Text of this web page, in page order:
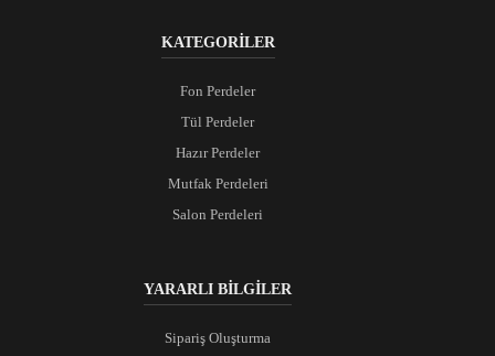
KATEGORİLER
Fon Perdeler
Tül Perdeler
Hazır Perdeler
Mutfak Perdeleri
Salon Perdeleri
YARARLI BİLGİLER
Sipariş Oluşturma